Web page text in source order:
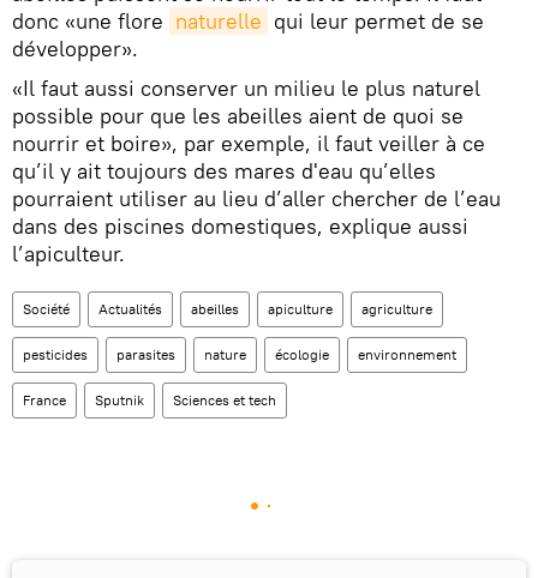
donc «une flore naturelle qui leur permet de se
développer».
«Il faut aussi conserver un milieu le plus naturel
possible pour que les abeilles aient de quoi se
nourrir et boire», par exemple, il faut veiller à ce
qu’il y ait toujours des mares d'eau qu’elles
pourraient utiliser au lieu d’aller chercher de l’eau
dans des piscines domestiques, explique aussi
l’apiculteur.
Société Actualités abeilles apiculture agriculture
pesticides parasites nature écologie environnement
France Sputnik Sciences et tech